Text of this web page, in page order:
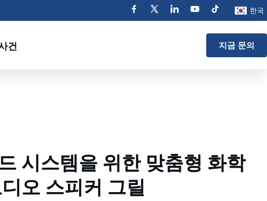
한국
건 지금 문의
시스템을 위한 맞춤형 화학
오 스피커 그릴